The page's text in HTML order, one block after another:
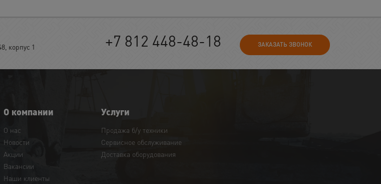
корпус 1 +7 812 448-48-18 ЗАКАЗАТЬ ЗВОНОК
О компании
О нас
Новости
Акции
Вакансии
Наши клиенты
Услуги
Продажа б/у техники
Сервисное обслуживание
Доставка оборудования